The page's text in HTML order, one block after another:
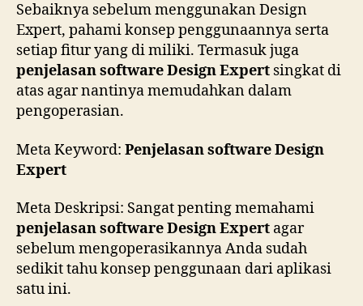
Sebaiknya sebelum menggunakan Design
Expert, pahami konsep penggunaannya serta
setiap fitur yang di miliki. Termasuk juga
penjelasan software Design Expert singkat di
atas agar nantinya memudahkan dalam
pengoperasian.
Meta Keyword: Penjelasan software Design
Expert
Meta Deskripsi: Sangat penting memahami
penjelasan software Design Expert agar
sebelum mengoperasikannya Anda sudah
sedikit tahu konsep penggunaan dari aplikasi
satu ini.